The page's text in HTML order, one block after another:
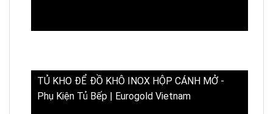
TỦ KHO ĐỂ ĐỒ KHÔ INOX HỘP CÁNH MỞ -
Phụ Kiện Tủ Bếp | Eurogold Vietnam